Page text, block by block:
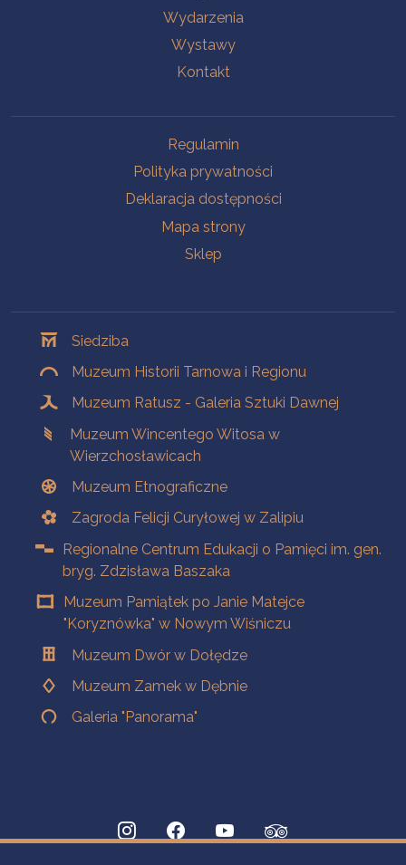
Wydarzenia
Wystawy
Kontakt
Regulamin
Polityka prywatności
Deklaracja dostępności
Mapa strony
Sklep
Siedziba
Muzeum Historii Tarnowa i Regionu
Muzeum Ratusz - Galeria Sztuki Dawnej
Muzeum Wincentego Witosa w
Wierzchosławicach
Muzeum Etnograficzne
Zagroda Felicji Curyłowej w Zalipiu
Regionalne Centrum Edukacji o Pamięci im. gen.
bryg. Zdzisława Baszaka
Muzeum Pamiątek po Janie Matejce
"Koryznówka" w Nowym Wiśniczu
Muzeum Dwór w Dołędze
Muzeum Zamek w Dębnie
Galeria "Panorama"